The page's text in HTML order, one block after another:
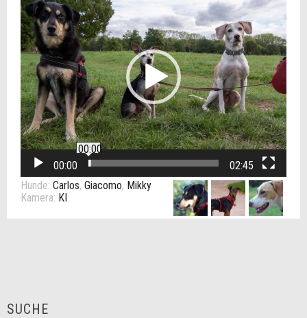
00:00
00:00
02:45
Hunde: Carlos, Giacomo, Mikky
Kamera: KI
SUCHE